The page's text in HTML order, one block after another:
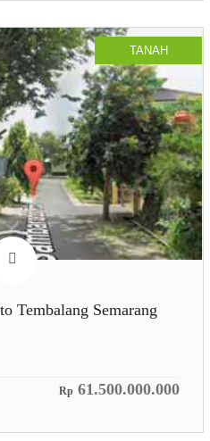
TANAH
Tembalang Semarang
Rp 61.500.000.000